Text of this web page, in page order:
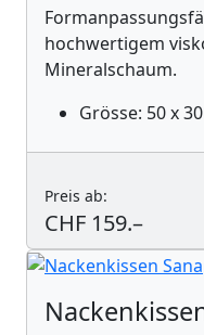
hochwertigem
Mineralschaum.
Grösse: 50 x
Preis ab:
CHF 159.–